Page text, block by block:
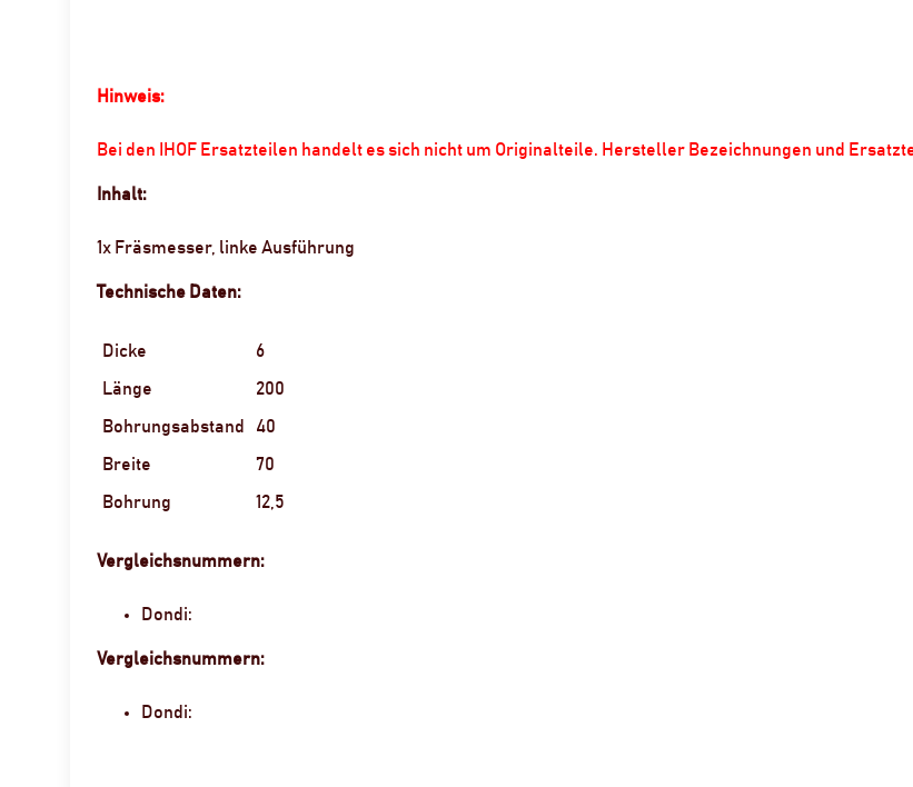
Hinweis:
Bei den IHOF Ersatzteilen handelt es sich nicht um Originalteile. Hersteller Bezeichnungen und
Inhalt:
1x Fräsmesser, linke Ausführung
Technische Daten:
Dicke 6
Länge 200
Bohrungsabstand 40
Breite 70
Bohrung 12,5
Vergleichsnummern:
Dondi:
Vergleichsnummern:
Dondi: